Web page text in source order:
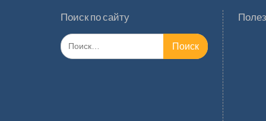
Поиск по сайту
Поиск
по: